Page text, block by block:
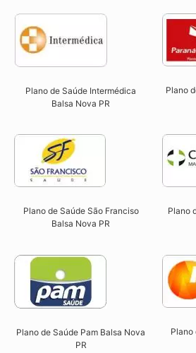
Plano de Saúde Intermédica
Balsa Nova PR​
Plano
Plano de Saúde São Franciso
Balsa Nova PR​
Plano
Plano de Saúde Pam Balsa Nova
PR​
Plano